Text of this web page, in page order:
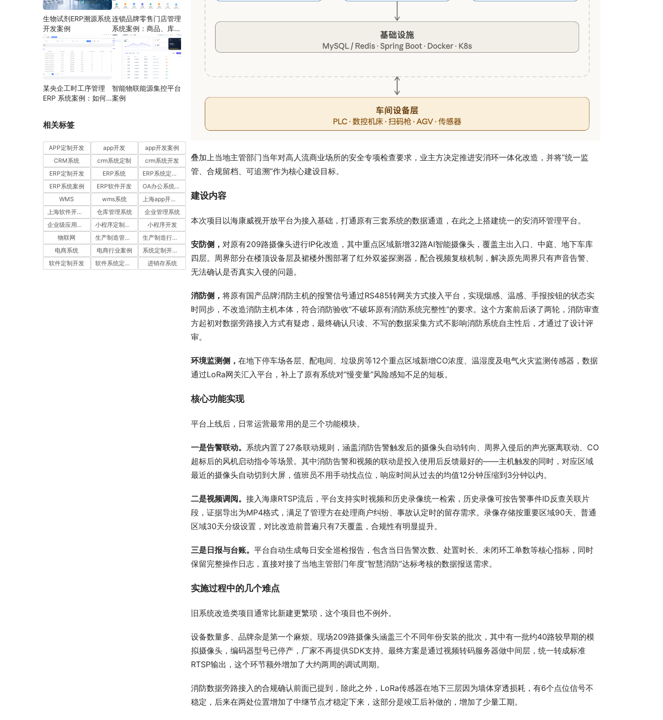
叠加上当地主管部门当年对高人流商业场所的安全专项检查要求，业主方决定推进安消环一体化改造，并将”统一监
管、合规留档、可追溯”作为核心建设目标。
建设内容
本次项目以海康威视开放平台为接入基础，打通原有三套系统的数据通道，在此之上搭建统一的安消环管理平台。
安防侧， 对原有209路摄像头进行IP化改造，其中重点区域新增32路AI智能摄像头，覆盖主出入口、中庭、地下车库
四层。周界部分在楼顶设备层及裙楼外围部署了红外双鉴探测器，配合视频复核机制，解决原先周界只有声音告警、
无法确认是否真实入侵的问题。
消防侧， 将原有国产品牌消防主机的报警信号通过RS485转网关方式接入平台，实现烟感、温感、手报按钮的状态实
时同步，不改造消防主机本体，符合消防验收”不破坏原有消防系统完整性”的要求。这个方案前后谈了两轮，消防审查
方起初对数据旁路接入方式有疑虑，最终确认只读、不写的数据采集方式不影响消防系统自主性后，才通过了设计评
审。
环境监测侧， 在地下停车场各层、配电间、垃圾房等12个重点区域新增CO浓度、温湿度及电气火灾监测传感器，数据
通过LoRa网关汇入平台，补上了原有系统对”慢变量”风险感知不足的短板。
核心功能实现
平台上线后，日常运营最常用的是三个功能模块。
一是告警联动。 系统内置了27条联动规则，涵盖消防告警触发后的摄像头自动转向、周界入侵后的声光驱离联动、CO
超标后的风机启动指令等场景。其中消防告警和视频的联动是投入使用后反馈最好的——主机触发的同时，对应区域
最近的摄像头自动切到大屏，值班员不用手动找点位，响应时间从过去的均值12分钟压缩到3分钟以内。
二是视频调阅。 接入海康RTSP流后，平台支持实时视频和历史录像统一检索，历史录像可按告警事件ID反查关联片
段，证据导出为MP4格式，满足了管理方在处理商户纠纷、事故认定时的留存需求。录像存储按重要区域90天、普通
区域30天分级设置，对比改造前普遍只有7天覆盖，合规性有明显提升。
三是日报与台账。 平台自动生成每日安全巡检报告，包含当日告警次数、处置时长、未闭环工单数等核心指标，同时
保留完整操作日志，直接对接了当地主管部门年度”智慧消防”达标考核的数据报送需求。
实施过程中的几个难点
旧系统改造类项目通常比新建更繁琐，这个项目也不例外。
设备数量多、品牌杂是第一个麻烦。现场209路摄像头涵盖三个不同年份安装的批次，其中有一批约40路较早期的模
拟摄像头，编码器型号已停产，厂家不再提供SDK支持。最终方案是通过视频转码服务器做中间层，统一转成标准
RTSP输出，这个环节额外增加了大约两周的调试周期。
消防数据旁路接入的合规确认前面已提到，除此之外，LoRa传感器在地下三层因为墙体穿透损耗，有6个点位信号不
稳定，后来在两处位置增加了中继节点才稳定下来，这部分是竣工后补做的，增加了少量工期。
生物试剂ERP溯源系统
开发案例
连锁品牌零售门店管理
系统案例：商品、库
存、会员和门店运营如
何打通
某央企工时工序管理
ERP 系统案例：如何
智能物联能源集控平台
案例
相关标签
APP定制开发 app开发
app开发案例
CRM系统
crm系统定制
crm系统开发
ERP定制开发
ERP系统
ERP系统定制多少钱一套
ERP系统案例
ERP软件开发
OA办公系统开发
WMS
wms系统
上海app开发公司
上海软件开发公司
仓库管理系统
企业管理系统
企业级应用开发服务案例
小程序定制开发
小程序开发
物联网
生产制造管理系统
生产制造行业案例
电商系统
电商行业案例
系统定制开发案例
软件定制开发
软件系统定制开发 进销存系统